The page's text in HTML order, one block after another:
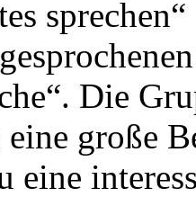
Die
eine große
eine